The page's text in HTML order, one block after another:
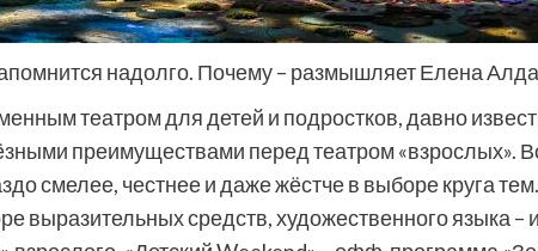
надолго. Почему – размышляет Елена
театром для детей и подростков, давно
преимуществами перед театром «взрослых».
смелее, честнее и даже жёстче в выборе круга
выразительных средств, художественного языка –